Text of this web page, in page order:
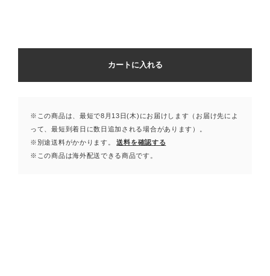
カートに入れる
※この商品は、最短で8月13日(木)にお届けします（お届け先によ
って、最短到着日に数日追加される場合があります）。
※別途送料がかかります。
送料を確認する
※この商品は海外配送できる商品です。